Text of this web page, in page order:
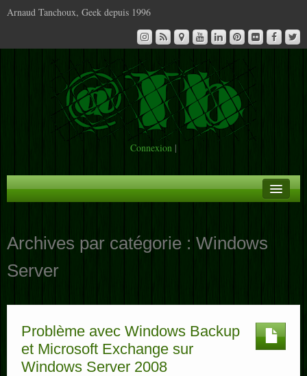
Arnaud Tanchoux, Geek depuis 1996
Connexion |
Infos
Contact
Archives par catégorie : Windows
Server
Problème avec Windows Backup
et Microsoft Exchange sur
Windows Server 2008